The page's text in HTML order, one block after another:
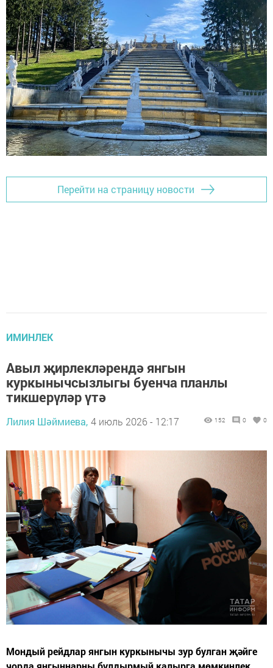
Перейти на страницу новости
ИМИНЛЕК
Авыл җирлекләрендә янгын
куркынычсызлыгы буенча планлы
тикшерүләр үтә
Лилия Шәймиева, 4 июль 2026 - 12:17 152 0 0
Мондый рейдлар янгын куркынычы зур булган җәйге